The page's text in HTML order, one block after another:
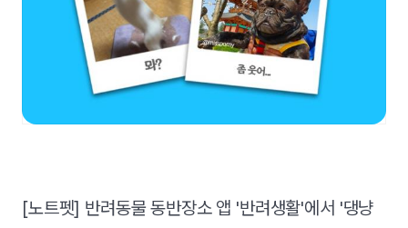
[노트펫] 반려동물 동반장소 앱 '반려생활'에서 '댕냥